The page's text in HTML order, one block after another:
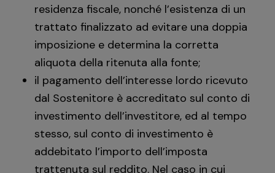
residenza fiscale, nonché l’esistenza di un
trattato finalizzato ad evitare una doppia
imposizione e determina la corretta
aliquota della ritenuta alla fonte;
il pagamento dell’interesse lordo ricevuto
dal Sostenitore è accreditato sul conto di
investimento dell’investitore, ed al tempo
stesso, sul conto di investimento è
addebitato l’importo dell’imposta
trattenuta sul reddito. Nel caso in cui